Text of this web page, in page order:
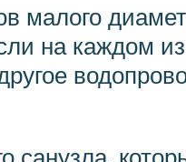
малого
на каждом
санузла,